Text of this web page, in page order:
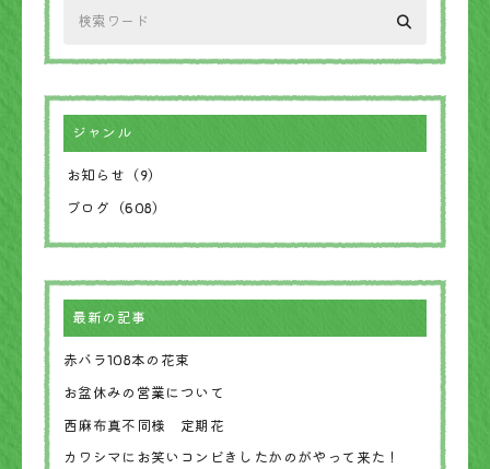
ジャンル
お知らせ（9）
ブログ（608）
最新の記事
赤バラ108本の花束
お盆休みの営業について
西麻布真不同様 定期花
カワシマにお笑いコンビきしたかのがやって来た！